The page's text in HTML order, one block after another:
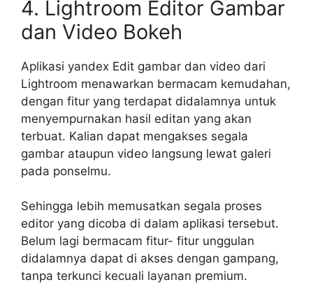
4. Lightroom Editor Gambar
dan Video Bokeh
Aplikasi yandex Edit gambar dan video dari
Lightroom menawarkan bermacam kemudahan,
dengan fitur yang terdapat didalamnya untuk
menyempurnakan hasil editan yang akan
terbuat. Kalian dapat mengakses segala
gambar ataupun video langsung lewat galeri
pada ponselmu.
Sehingga lebih memusatkan segala proses
editor yang dicoba di dalam aplikasi tersebut.
Belum lagi bermacam fitur- fitur unggulan
didalamnya dapat di akses dengan gampang,
tanpa terkunci kecuali layanan premium.